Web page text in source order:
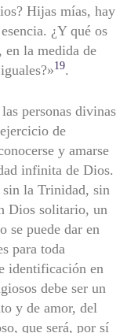
Hijas mías, hay
¿Y qué os
en la medida de
19.
personas divinas
de
y amarse
infinita de Dios.
la Trinidad, sin
Dios solitario, un
se puede dar en
para toda
identificación en
debe ser un
y de amor, del
que será, por sí